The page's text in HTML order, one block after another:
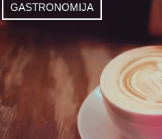
GASTRONOMIJA